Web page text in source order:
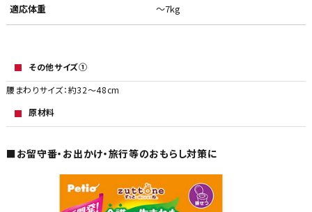
適応体重 ～7kg
その他サイズ①
腰まわりサイズ：約32～48cm
原材料
■お留守番・お出かけ・旅行等のおもらし対策に